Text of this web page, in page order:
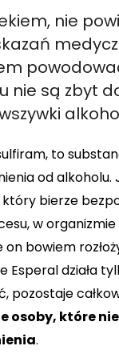
nie
nie są zbyt
to
od
bierze
w
bowiem
Esperal działa
pozostaje
osoby, które
.